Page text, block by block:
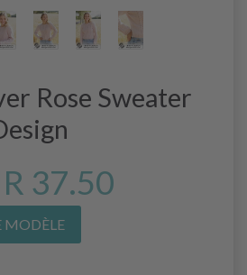
Rose Sweater
37.50
MODÈLE